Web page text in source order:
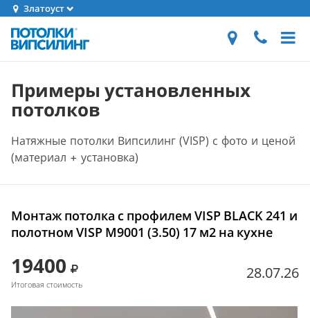
Златоуст
Примеры установленных
потолков
Натяжные потолки Випсилинг (VISP) с фото и ценой
(материал + установка)
Монтаж потолка с профилем VISP BLACK 241 и
полотном VISP M9001 (3.50) 17 м2 на кухне
19400
Итоговая стоимость
28.07.26